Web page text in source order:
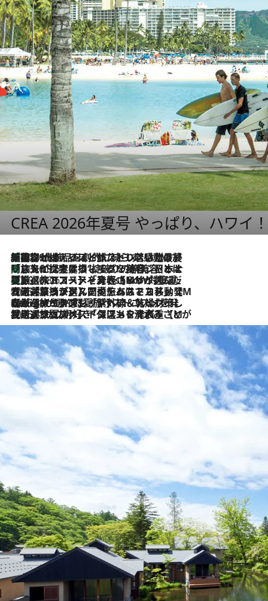
CREA 2026年夏号 やっぱり、ハワイ
2026.8.6
「荷物が増えるほど旅ストレスは増す」美容ジャーナリストがたどり着いた最終結論。“化粧品を劇的に減らす”感動の凝縮美容とは
2026.8.6
「旅先には金髪ウィッグを持参」日本と同じメイクでは損してる!? 美容ジャーナリストが提案する“掟破りの旅美容”とは
2026.8.6
【厳選旅コスメ】「身軽さ＆UV対策重視！」ヘアアーティストshucoが選んだ夏旅ベストコスメを発表【Mサイズジップ】
2026.8.5
【厳選旅コスメ】国内をあちこち移動する河井菜摘が選んだ夏旅ベストコスメ発表！「リラックスアイテムはマスト」【Mサイズジップ】
2026.8.4
【厳選旅コスメ】「紫外線＆乾燥対策しながらメイク感も！」ヘア＆メイクGeorgeが選んだ夏旅ベストコスメを発表！【Mサイズジップ】
2026.8.3
【厳選旅コスメ】「保湿もタイパ重視！」“サウナ好き”タレント清水みさとが愛用する夏旅ベストコスメを発表！【Mサイズジップ】